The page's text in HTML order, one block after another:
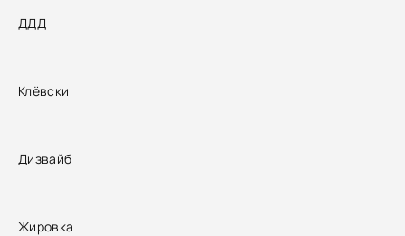
ДДД
Клёвски
Дизвайб
Жировка